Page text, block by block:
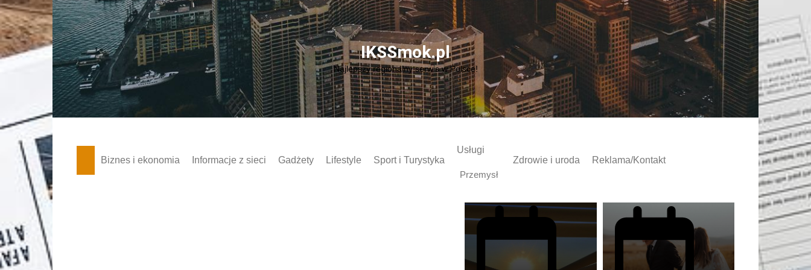
Skip
to
content
IKSSmok.pl
Najlepszy regionalny serwis w Polsce!
Biznes i ekonomia Informacje z sieci Gadżety Lifestyle Sport i Turystyka
Usługi
Przemysł
Zdrowie i uroda Reklama/Kontakt
Gdzie w Polsce kupimy
dobre rolety?